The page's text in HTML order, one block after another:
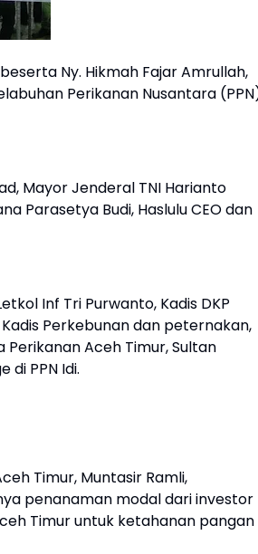
Ny. Hikmah Fajar Amrullah,
Perikanan Nusantara
Mayor Jenderal TNI Harianto
Parasetya Budi, Haslulu CEO dan
Inf Tri Purwanto, Kadis DKP
Perkebunan dan peternakan,
Perikanan Aceh Timur, Sultan
di PPN Idi.
Timur, Muntasir Ramli,
penanaman modal dari investor
Timur untuk ketahanan pangan